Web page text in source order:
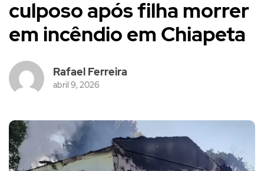
culposo após filha morrer
em incêndio em Chiapeta
Rafael Ferreira
abril 9, 2026